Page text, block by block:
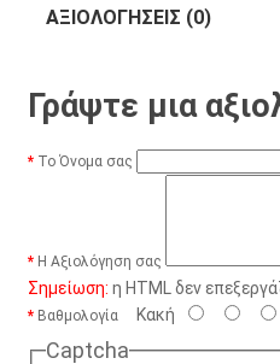
ΑΞΙΟΛΟΓΉΣΕΙΣ (0)
Γράψτε μια
Το Όνομα σας
Η Αξιολόγηση σας
Σημείωση: η HTML δεν
Βαθμολογία Κακή
Captcha